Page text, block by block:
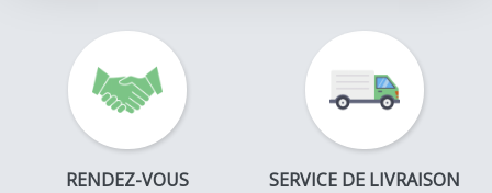
RENDEZ-VOUS
SERVICE DE LIVRAISON